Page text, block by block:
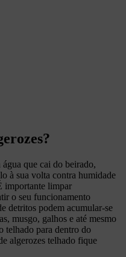
que cai do beirado,
à sua volta contra humidade
importante limpar
o seu funcionamento
detritos podem acumular-se
musgo, galhos e até mesmo
telhado para dentro do
algerozes telhado fique